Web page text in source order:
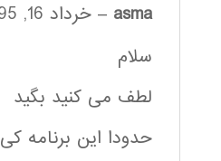
asma
– خرداد 16, 1395
سلام
لطف می کنید بگید
حدودا این برنامه کی